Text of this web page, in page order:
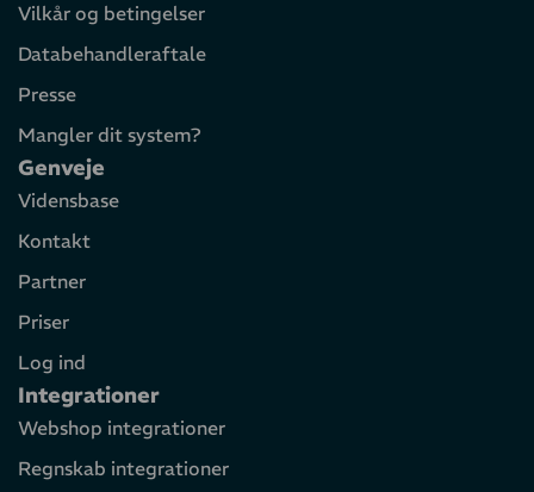
Vilkår og betingelser
Databehandleraftale
Presse
Mangler dit system?
Genveje
Vidensbase
Kontakt
Partner
Priser
Log ind
Integrationer
Webshop integrationer
Regnskab integrationer